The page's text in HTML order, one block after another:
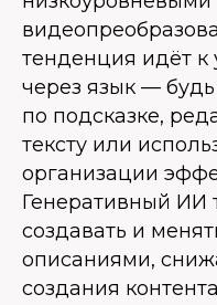
тенденция идёт
через язык —
по подсказке,
тексту или
организации
Генеративный ИИ
создавать и
описаниями,
создания